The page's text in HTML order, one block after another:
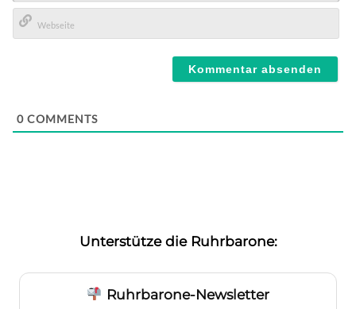
E-
Mail*
0 COMMENTS
Unterstütze die Ruhrbarone:
Ruhrbarone-Newsletter